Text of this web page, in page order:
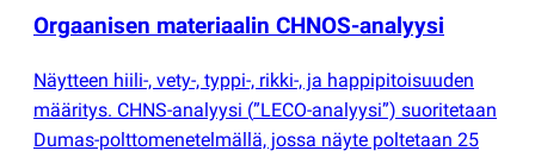
Orgaanisen materiaalin CHNOS-analyysi
Näytteen hiili-, vety-, typpi-, rikki-, ja happipitoisuuden
määritys. CHNS-analyysi (”LECO-analyysi”) suoritetaan
Dumas-polttomenetelmällä, jossa näyte poltetaan 25